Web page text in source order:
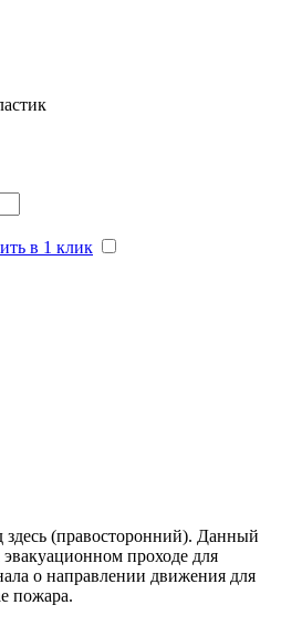
в 1 клик
(правосторонний). Данный
эвакуационном проходе для
о направлении движения для
пожара.